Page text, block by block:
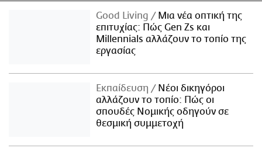
Good Living
Μια νέα οπτική της
επιτυχίας: Πώς Gen Zs και
Millennials αλλάζουν το τοπίο της
εργασίας
Εκπαίδευση
Νέοι δικηγόροι
αλλάζουν το τοπίο: Πώς οι
σπουδές Νομικής οδηγούν σε
θεσμική συμμετοχή